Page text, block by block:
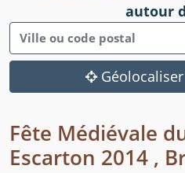
autour
Fête Médiévale
Escarton 2014 ,